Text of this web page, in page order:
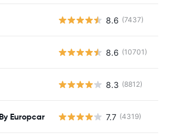
8.6 (7437)
8.6 (10701)
8.3 (8812)
Europcar 7.7 (4319)